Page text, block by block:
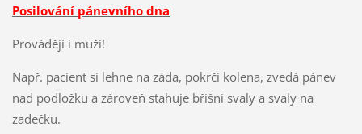
Posilování pánevního dna
Provádějí i muži!
Např. pacient si lehne na záda, pokrčí kolena, zvedá pánev
nad podložku a zároveň stahuje břišní svaly a svaly na
zadečku.